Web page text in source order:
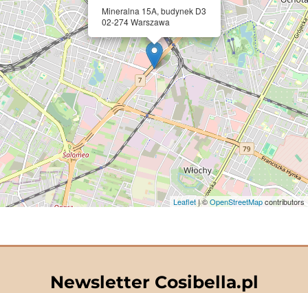
Mineralna 15A, budynek D3
02-274 Warszawa
Leaflet| ©OpenStreetMapcontributors
Newsletter Cosibella.pl